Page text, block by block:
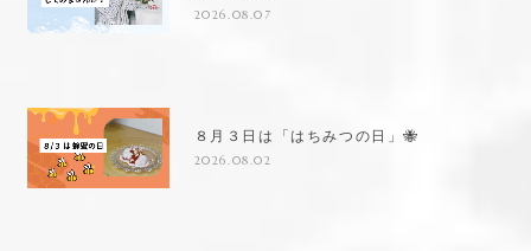
2026.08.07
８月３日は「はちみつの日」🐝
2026.08.02